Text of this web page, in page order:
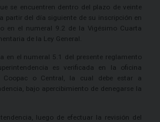
se encuentren dentro del plazo de veinte
partir del día siguiente de su inscripción en
en el numeral 9.2 de la Vigésimo Cuarta
de la Ley General.
en el numeral 5.1 del presente reglamento
es verificada en la oficina
Coopac o Central, la cual debe estar a
bajo apercibimiento de denegarse la
luego de efectuar la revisión del